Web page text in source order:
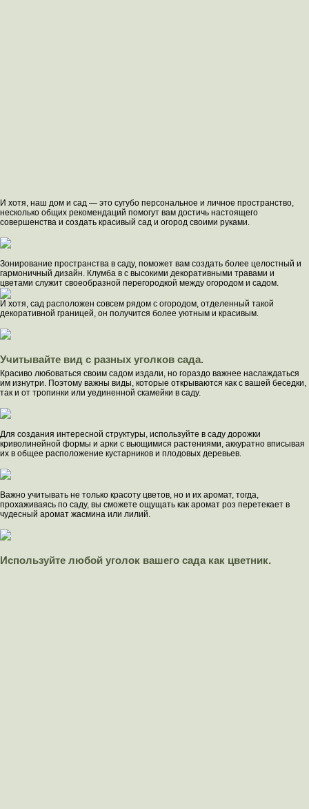
И хотя, наш дом и сад — это сугубо персональное и личное пространство,
несколько общих рекомендаций помогут вам достичь настоящего
совершенства и создать красивый сад и огород своими руками.
Зонирование пространства в саду, поможет вам создать более целостный и
гармоничный дизайн. Клумба в с высокими декоративными травами и
цветами служит своеобразной перегородкой между огородом и садом.
И хотя, сад расположен совсем рядом с огородом, отделенный такой
декоративной границей, он получится более уютным и красивым.
Учитывайте вид с разных уголков сада.
Красиво любоваться своим садом издали, но гораздо важнее наслаждаться
им изнутри. Поэтому важны виды, которые открываются как с вашей беседки,
так и от тропинки или уединенной скамейки в саду.
Для создания интересной структуры, используйте в саду дорожки
криволинейной формы и арки с вьющимися растениями, аккуратно вписывая
их в общее расположение кустарников и плодовых деревьев.
Важно учитывать не только красоту цветов, но и их аромат, тогда,
прохаживаясь по саду, вы сможете ощущать как аромат роз перетекает в
чудесный аромат жасмина или лилий.
Используйте любой уголок вашего сада как цветник.